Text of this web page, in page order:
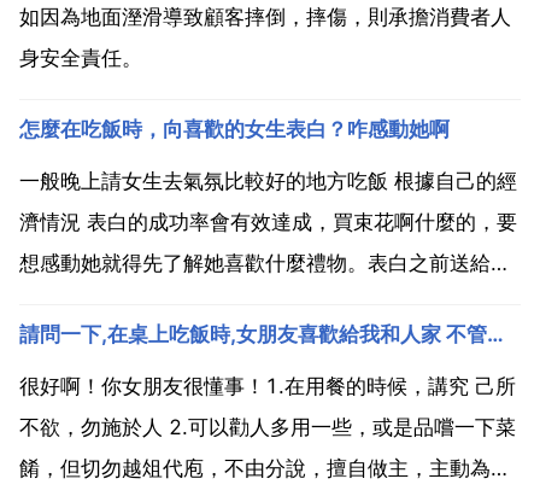
如因為地面溼滑導致顧客摔倒，摔傷，則承擔消費者人
身安全責任。
怎麼在吃飯時，向喜歡的女生表白？咋感動她啊
一般晚上請女生去氣氛比較好的地方吃飯 根據自己的經
濟情況 表白的成功率會有效達成，買束花啊什麼的，要
想感動她就得先了解她喜歡什麼禮物。表白之前送給
喝醉了，多說一些想她愛她的話。讓她覺著你是酒後吐
真言！但是要她看不出破綻，逼真的表演。福州或者羅
源 有賣鷓...
請問一下,在桌上吃飯時,女朋友喜歡給我和人家 不管是男女 夾
很好啊！你女朋友很懂事！1.在用餐的時候，講究 己所
不欲，勿施於人 2.可以勸人多用一些，或是品嚐一下菜
餚，但切勿越俎代庖，不由分說，擅自做主，主動為他